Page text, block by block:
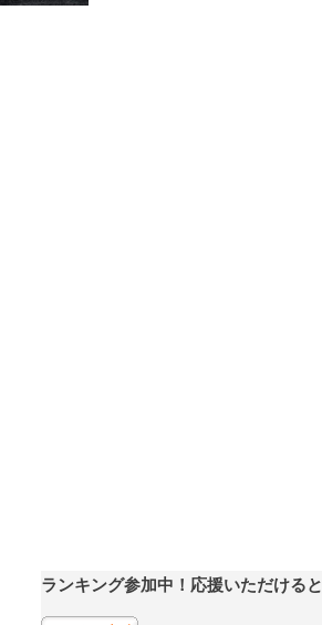
ランキング参加中！応援いただける